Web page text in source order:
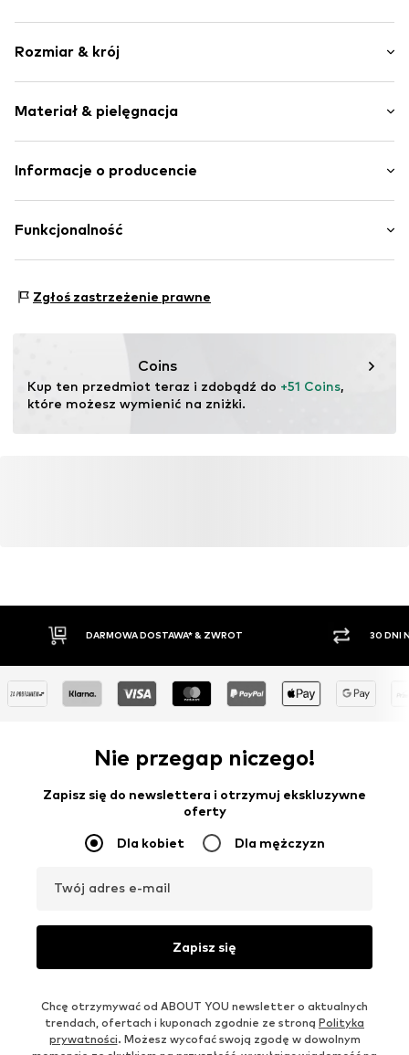
Skóra
Zaokrąglony czubek
Wzmocniona pięta
Sznurowane
Rozmiar & krój
Materiał & pielęgnacja
Materiał wierzchni: Skóra, Syntetyczny materiał
Zawiera nietekstylne części pochodzenia zwierzęcego:
tak
Informacje o producencie
Hoogoorddreef 9-A
NL
Funkcjonalność
Zgłoś zastrzeżenie prawne
Coins
Kup ten przedmiot teraz i zdobądź do +51 Coins,
które możesz wymienić na zniżki.
DARMOWA DOSTAWA* & ZWROT 30 DNI
Nie przegap niczego!
Zapisz się do newslettera i otrzymuj ekskluzywne
oferty
Dla kobiet Dla mężczyzn
Twój adres e-mail
Zapisz się
Chcę otrzymywać od ABOUT YOU newsletter o aktualnych
trendach, ofertach i kuponach zgodnie ze stroną Polityka
prywatności. Możesz wycofać swoją zgodę w dowolnym